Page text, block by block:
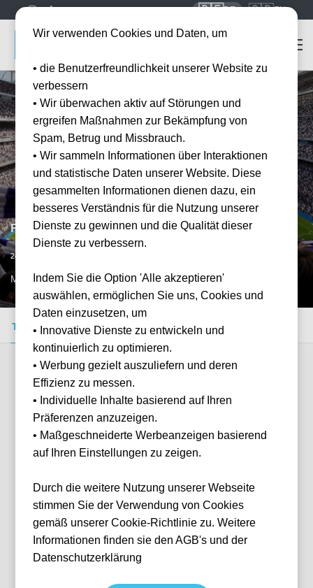
🇩🇪DE 🇬🇧EN
Real Madrid vs Real Betis Sevilla
24.01.2027
MAD, ESP
Tickets kaufen Event-Info FAQ
Verfügbare Kategorien (5)
Bernabeu Market Silver - Block 638
Wir verwenden Cookies und Daten, um
• die Benutzerfreundlichkeit unserer Website zu
verbessern
• Wir überwachen aktiv auf Störungen und
ergreifen Maßnahmen zur Bekämpfung von
Spam, Betrug und Missbrauch.
• Wir sammeln Informationen über Interaktionen
und statistische Daten unserer Website. Diese
gesammelten Informationen dienen dazu, ein
besseres Verständnis für die Nutzung unserer
Dienste zu gewinnen und die Qualität dieser
Dienste zu verbessern.
Indem Sie die Option 'Alle akzeptieren'
auswählen, ermöglichen Sie uns, Cookies und
Daten einzusetzen, um
• Innovative Dienste zu entwickeln und
kontinuierlich zu optimieren.
• Werbung gezielt auszuliefern und deren
Effizienz zu messen.
• Individuelle Inhalte basierend auf Ihren
Präferenzen anzuzeigen.
• Maßgeschneiderte Werbeanzeigen basierend
auf Ihren Einstellungen zu zeigen.
Durch die weitere Nutzung unserer Webseite
stimmen Sie der Verwendung von Cookies
gemäß unserer Cookie-Richtlinie zu. Weitere
Informationen finden sie den AGB's und der
Datenschutzerklärung